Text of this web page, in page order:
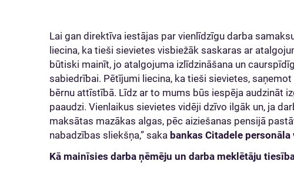
Lai gan direktīva iestājas par vienlīdzīgu darba
liecina, ka tieši sievietes visbiežāk saskaras ar
būtiski mainīt, jo atalgojuma izlīdzināšana un
sabiedrībai. Pētījumi liecina, ka tieši sievietes,
bērnu attīstībā. Līdz ar to mums būs iespēja audzināt
paaudzi. Vienlaikus sievietes vidēji dzīvo ilgāk un, ja
maksātas mazākas algas, pēc aiziešanas pensijā
nabadzības sliekšņa,” saka bankas Citadele
Kā mainīsies darba ņēmēju un darba meklētāju